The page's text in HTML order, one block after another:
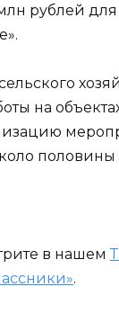
рублей для
на
половины
в нашем
.